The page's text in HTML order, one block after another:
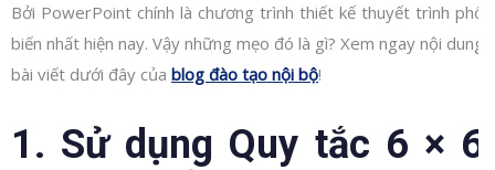
Bởi PowerPoint chính là chương trình thiết kế thuyết trình phổ
biến nhất hiện nay. Vậy những mẹo đó là gì? Xem ngay nội dung
bài viết dưới đây của blog đào tạo nội bộ!
1. Sử dụng Quy tắc 6 × 6